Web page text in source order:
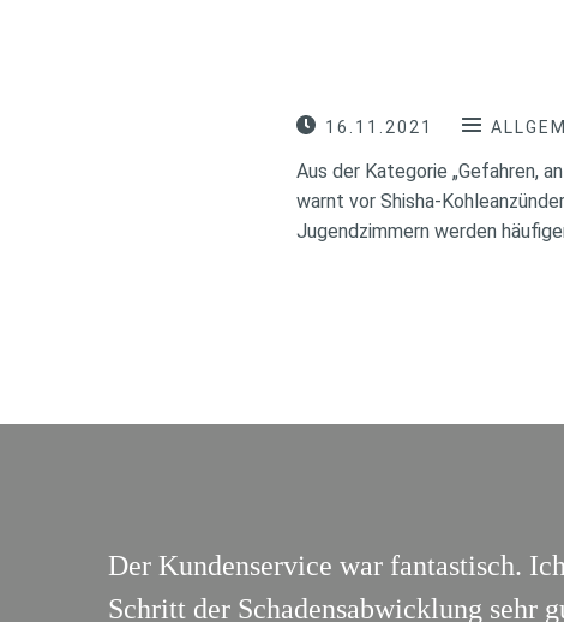
16.11.2021
Aus der Kategorie „Gefahren,
warnt vor Shisha-
Jugendzimmern werden
Der Kundenservice war fantastisch.
Schritt der Schadensabwicklung sehr